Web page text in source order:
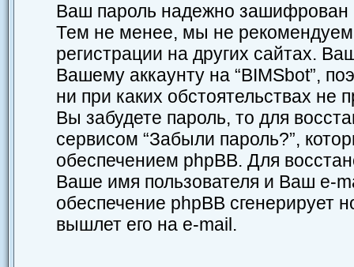
Ваш пароль надежно зашифрован
Тем не менее, мы не рекомендуем
регистрации на других сайтах.
Вашему аккаунту на “BIMSbot”,
ни при каких обстоятельствах не
Вы забудете пароль, то для
сервисом “Забыли пароль?”,
обеспечением phpBB. Для
Ваше имя пользователя и Ваш e-
обеспечение phpBB сгенерирует
вышлет его на e-mail.